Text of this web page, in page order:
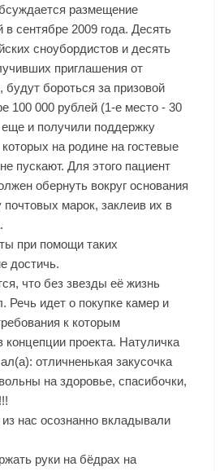
размещение
в сентябре 2009 года. Десять
сноубордистов и десять
приглашения от
будут бороться за призовой
100 000 рублей (1-е место - 30
и получили поддержку
на родине на гостевые
пускают. Для этого пациент
обернуть вокруг основания
почтовых марок, заклеив их в
при помощи таких
достичь.
что без звезды её жизнь
Речь идет о покупке камер и
к которым
концепции проекта. Натуличка
отличненькая закусочка
на здоровье, спасибочки,
нас осознанно вкладывали
руки на бёдрах на